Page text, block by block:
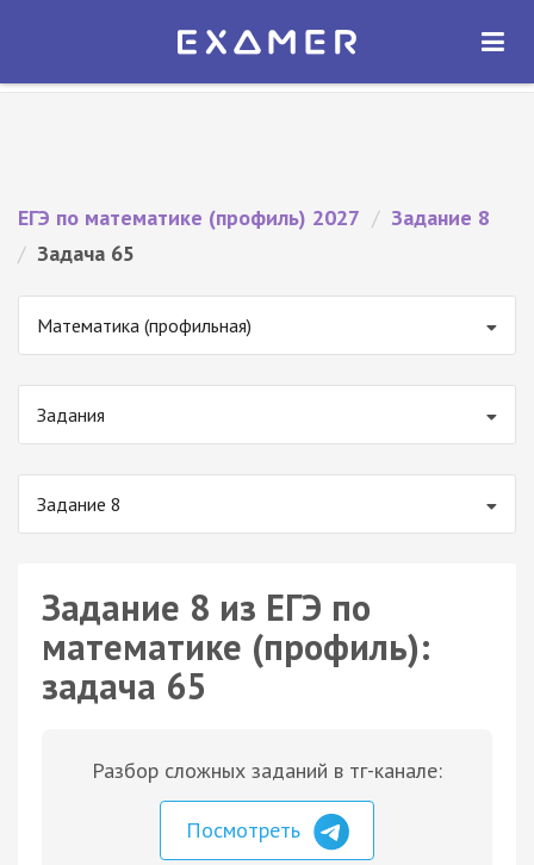
Экзамер — ЕГЭ 2027
ОТКРЫТЬ
ЕГЭ по математике (профиль) 2027 / Задание 8
/ Задача 65
Математика (профильная)
Задания
Задание 8
Задание 8 из ЕГЭ по
математике (профиль):
задача 65
Разбор сложных заданий в тг-канале:
Посмотреть